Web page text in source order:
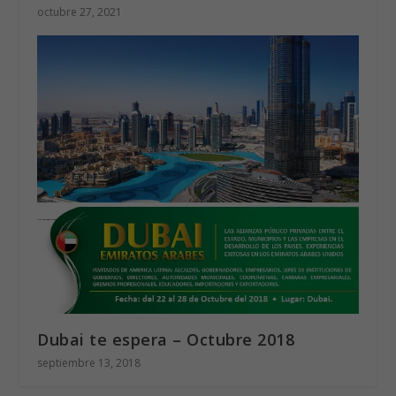
octubre 27, 2021
Dubai te espera – Octubre 2018
septiembre 13, 2018